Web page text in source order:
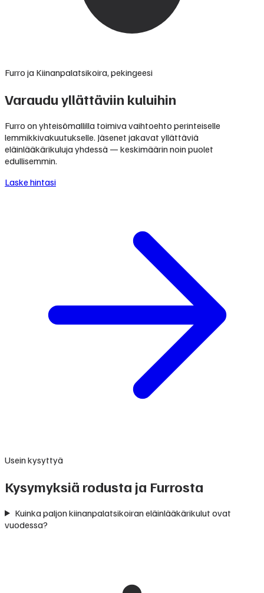
Furro ja Kiinanpalatsikoira, pekingeesi
Varaudu yllättäviin kuluihin
Furro on yhteisömallilla toimiva vaihtoehto perinteiselle
lemmikkivakuutukselle. Jäsenet jakavat yllättäviä
eläinlääkärikuluja yhdessä — keskimäärin noin puolet
edullisemmin.
Laske hintasi
Usein kysyttyä
Kysymyksiä rodusta ja Furrosta
Kuinka paljon kiinanpalatsikoiran eläinlääkärikulut ovat
vuodessa?